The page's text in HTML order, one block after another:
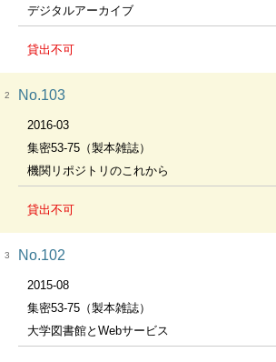
デジタルアーカイブ
貸出不可
2 No.103
2016-03
集密53-75（製本雑誌）
機関リポジトリのこれから
貸出不可
3 No.102
2015-08
集密53-75（製本雑誌）
大学図書館とWebサービス